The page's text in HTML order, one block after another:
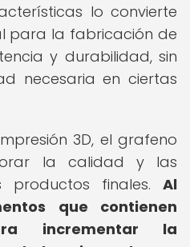
lo convierte
para la fabricación de
y durabilidad, sin
necesaria en ciertas
3D, el grafeno
la calidad y las
productos finales. Al
que contienen
incrementar la